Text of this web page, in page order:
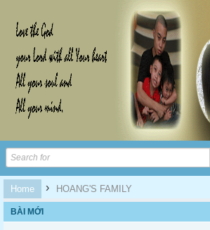
Home › HOANG'S FAMILY
BÀI MỚI